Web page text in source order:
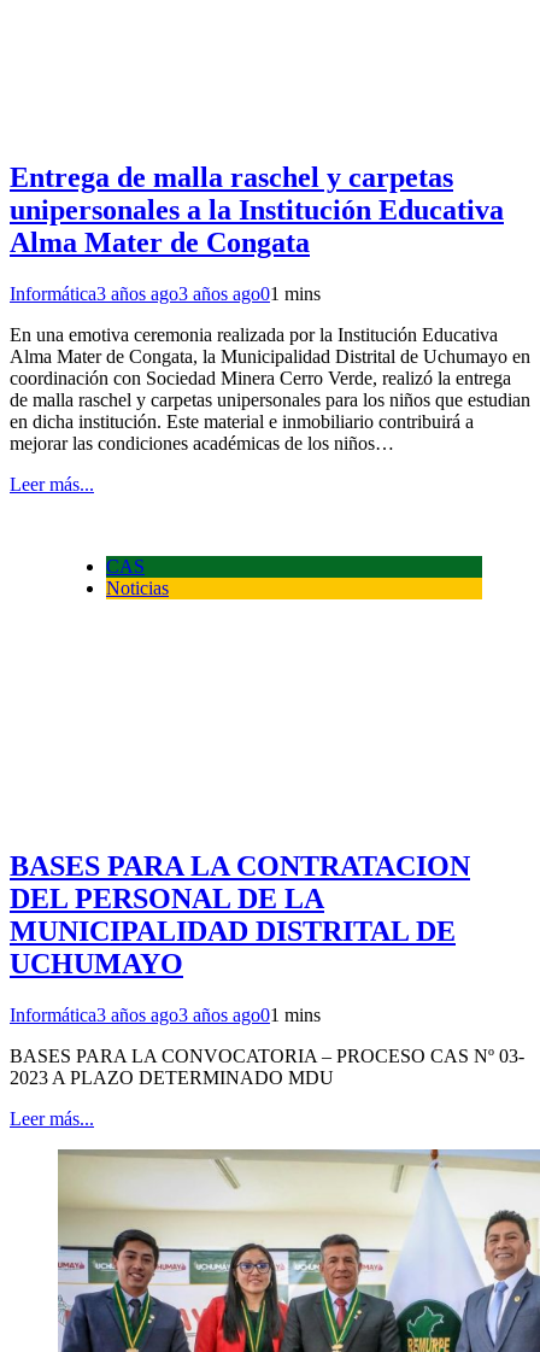
Entrega de malla raschel y carpetas
unipersonales a la Institución Educativa
Alma Mater de Congata
Informática3 años ago3 años ago01 mins
En una emotiva ceremonia realizada por la Institución Educativa
Alma Mater de Congata, la Municipalidad Distrital de Uchumayo en
coordinación con Sociedad Minera Cerro Verde, realizó la entrega
de malla raschel y carpetas unipersonales para los niños que estudian
en dicha institución. Este material e inmobiliario contribuirá a
mejorar las condiciones académicas de los niños…
Leer más...
CAS
Noticias
BASES PARA LA CONTRATACION
DEL PERSONAL DE LA
MUNICIPALIDAD DISTRITAL DE
UCHUMAYO
Informática3 años ago3 años ago01 mins
BASES PARA LA CONVOCATORIA – PROCESO CAS Nº 03-
2023 A PLAZO DETERMINADO MDU
Leer más...